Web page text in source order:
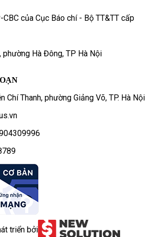
của Cục Báo chí - Bộ TT&TT cấp
phường Hà Đông, TP Hà Nội
Chí Thanh, phường Giảng Võ, TP. Hà Nội
triển bởi